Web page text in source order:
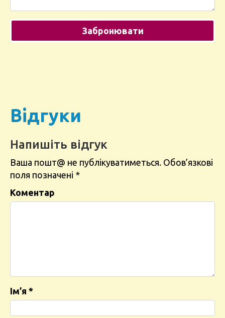
Відгуки
Напишіть відгук
Ваша пошт@ не публікуватиметься.
поля позначені *
Коментар
Ім’я *